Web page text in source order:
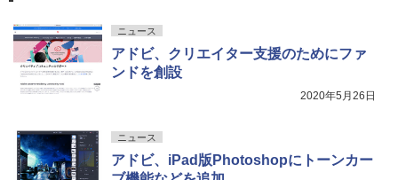
ニュース
アドビ、クリエイター支援のためにファ
ンドを創設
2020年5月26日
ニュース
アドビ、iPad版Photoshopにトーンカー